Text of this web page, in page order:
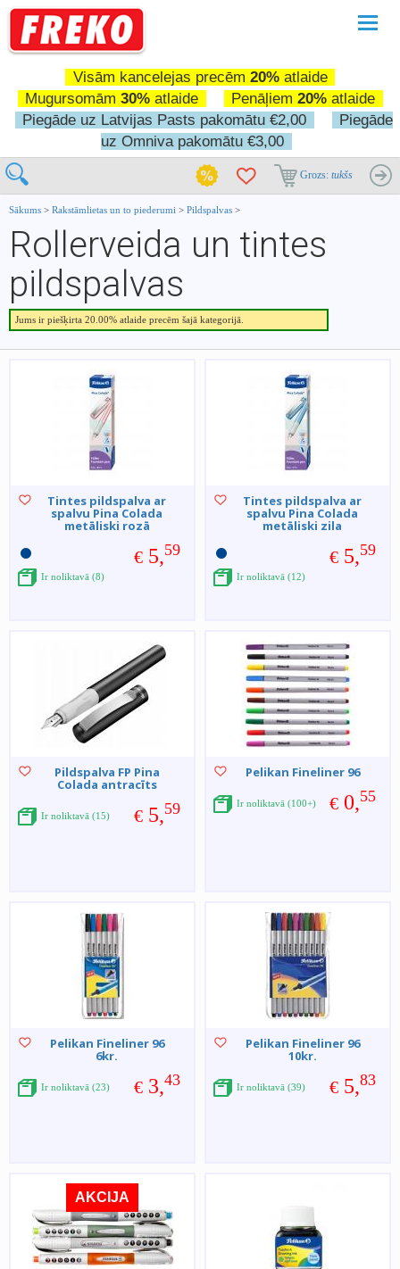
Visām kancelejas precēm 20%atlaide
Mugursomām 30% atlaide Penāļiem 20% atlaide
Piegāde uz Latvijas Pasts pakomātu €2,00
Piegāde
uz Omniva pakomātu €3,00
Grozs: tukšs
Sākums > Rakstāmlietas un to piederumi > Pildspalvas >
Rollerveida un tintes
pildspalvas
Jums ir piešķirta 20.00% atlaide precēm šajā kategorijā.
Tintes pildspalva ar
spalvu Pina Colada
metāliski rozā
€ 5,59
Ir noliktavā (8)
Tintes pildspalva ar
spalvu Pina Colada
metāliski zila
€ 5,59
Ir noliktavā (12)
Pildspalva FP Pina
Colada antracīts
€ 5,59
Ir noliktavā (15)
Pelikan Fineliner 96
€ 0,55
Ir noliktavā (100+)
Pelikan Fineliner 96
6kr.
€ 3,43
Ir noliktavā (23)
Pelikan Fineliner 96
10kr.
€ 5,83
Ir noliktavā (39)
AKCIJA